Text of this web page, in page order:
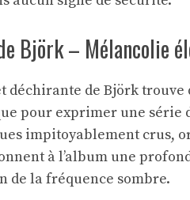
Björk – Mélancolie
de Björk trouve
pour exprimer une série
impitoyablement crus,
à l’album une
de la fréquence sombre.